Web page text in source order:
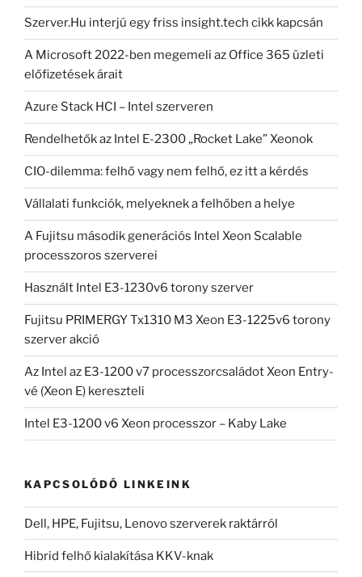
Szerver.Hu interjú egy friss insight.tech cikk kapcsán
A Microsoft 2022-ben megemeli az Office 365 üzleti
előfizetések árait
Azure Stack HCI – Intel szerveren
Rendelhetők az Intel E-2300 „Rocket Lake” Xeonok
CIO-dilemma: felhő vagy nem felhő, ez itt a kérdés
Vállalati funkciók, melyeknek a felhőben a helye
A Fujitsu második generációs Intel Xeon Scalable
processzoros szerverei
Használt Intel E3-1230v6 torony szerver
Fujitsu PRIMERGY Tx1310 M3 Xeon E3-1225v6 torony
szerver akció
Az Intel az E3-1200 v7 processzorcsaládot Xeon Entry-
vé (Xeon E) kereszteli
Intel E3-1200 v6 Xeon processzor – Kaby Lake
KAPCSOLÓDÓ LINKEINK
Dell, HPE, Fujitsu, Lenovo szerverek raktárról
Hibrid felhő kialakítása KKV-knak